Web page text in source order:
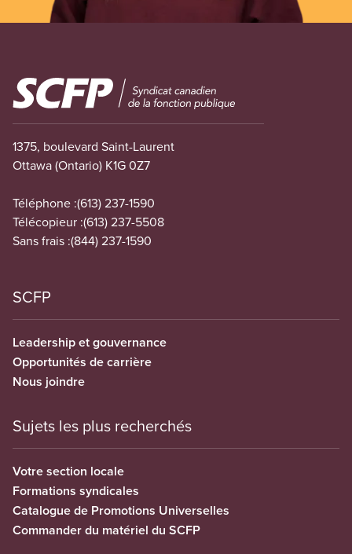
Image
1375, boulevard Saint-Laurent
Ottawa (Ontario) K1G 0Z7
Téléphone :(613) 237-1590
Télécopieur :(613) 237-5508
Sans frais :(844) 237-1590
SCFP
Leadership et gouvernance
Opportunités de carrière
Nous joindre
Sujets les plus recherchés
Votre section locale
Formations syndicales
Catalogue de Promotions Universelles
Commander du matériel du SCFP